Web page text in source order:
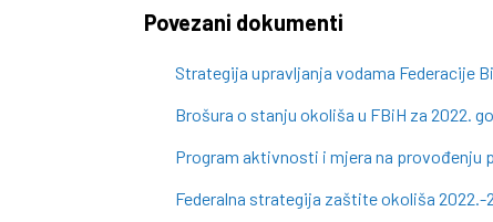
Povezani dokumenti
Strategija upravljanja vodama Federacije
Brošura o stanju okoliša u FBiH za 2022.
Program aktivnosti i mjera na provođenju
Federalna strategija zaštite okoliša 2022.-